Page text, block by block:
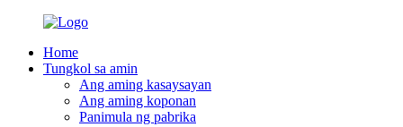
Home
Tungkol sa amin
Ang aming kasaysayan
Ang aming koponan
Panimula ng pabrika